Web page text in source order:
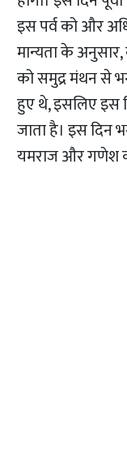
इस पर्व को और
मान्यता के
को समुद्र मंथन से
हुए थे, इसलिए इस
जाता है। इस दिन
यमराज और गणेश